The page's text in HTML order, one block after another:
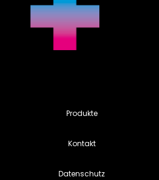
Produkte
Kontakt
Datenschutz